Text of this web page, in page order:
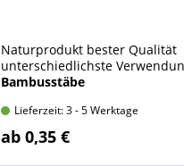
Naturprodukt bester Qualität
unterschiedlichste
Bambusstäbe
Lieferzeit: 3 - 5 Werktage
ab 0,35 €